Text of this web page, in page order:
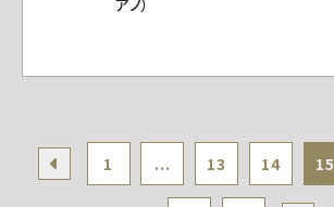
アノ）
1 ... 13 14 15